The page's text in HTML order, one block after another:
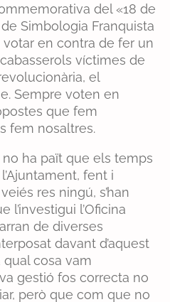
del «18 de
Simbologia Franquista
en contra de fer un
víctimes de
el
Sempre voten en
que fem
fem nosaltres.
ha paït que els temps
fent i
res ningú, s’han
l’investigui l’Oficina
de diverses
davant d’aquest
cosa vam
gestió fos correcta no
però que com que no